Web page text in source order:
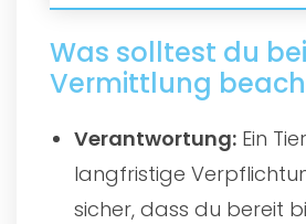
Was solltest du
Vermittlung
Verantwortung: Ein
langfristige
sicher, dass du bereit